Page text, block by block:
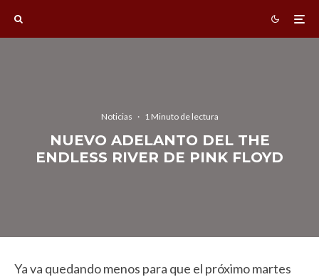
Noticias · 1 Minuto de lectura
NUEVO ADELANTO DEL THE
ENDLESS RIVER DE PINK FLOYD
Ya va quedando menos para que el próximo martes